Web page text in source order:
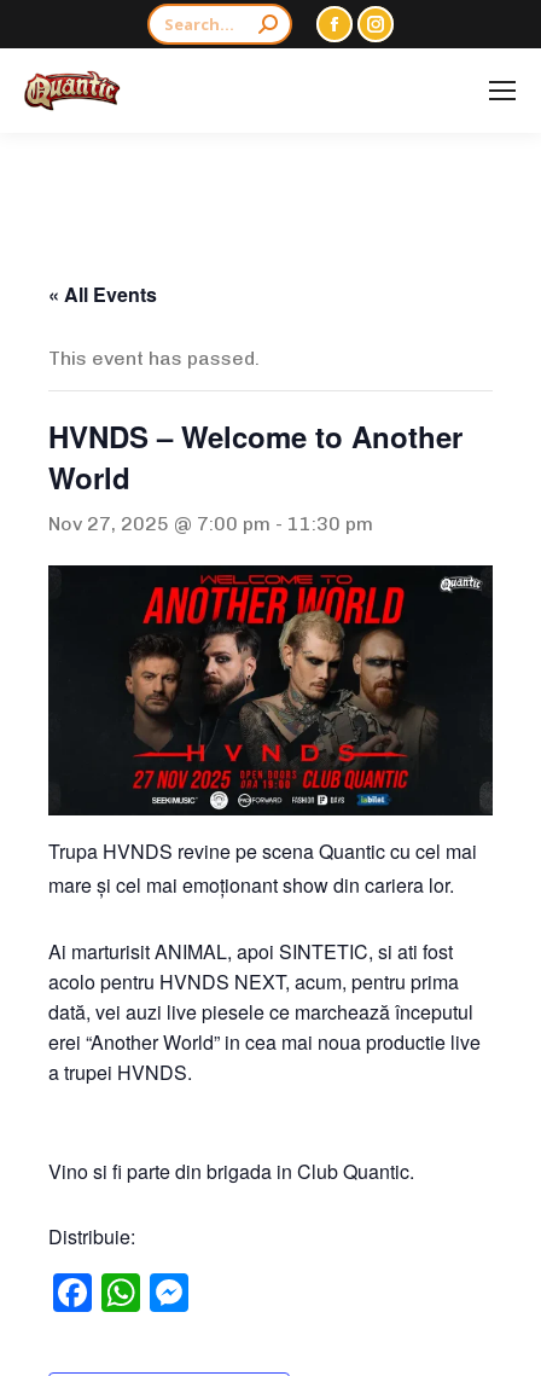
Search:
FacebookInstagram
« All Events
This event has passed.
HVNDS – Welcome to Another
World
Nov 27, 2025 @ 7:00 pm - 11:30 pm
Trupa HVNDS revine pe scena Quantic cu cel mai
mare și cel mai emoționant show din cariera lor.
Ai marturisit ANIMAL, apoi SINTETIC, si ati fost
acolo pentru HVNDS NEXT, acum, pentru prima
dată, vei auzi live piesele ce marchează începutul
erei “Another World” in cea mai noua productie live
a trupei HVNDS.
Vino si fi parte din brigada in Club Quantic.
Distribuie:
Facebook
WhatsApp